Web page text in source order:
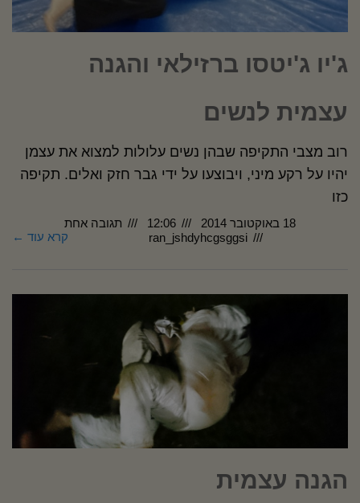
ג'יו ג'יטסו ברזילאי והגנה
עצמית לנשים
רוב מצבי התקיפה שבהן נשים עלולות למצוא את עצמן
יהיו על רקע מיני, ויבוצעו על ידי גבר חזק ואלים. תקיפה
כזו
18 באוקטובר 2014 12:06
תגובה אחת
ran_jshdyhcgsggsi
קרא עוד ←
הגנה עצמית